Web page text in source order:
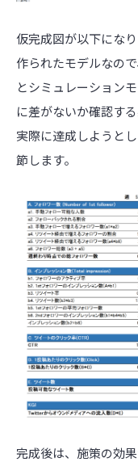
仮完成図が以下にな
作られたモデルなの
とシミュレーション
に差がないか確認す
実際に達成しようと
節します。
完成後は、施策の効